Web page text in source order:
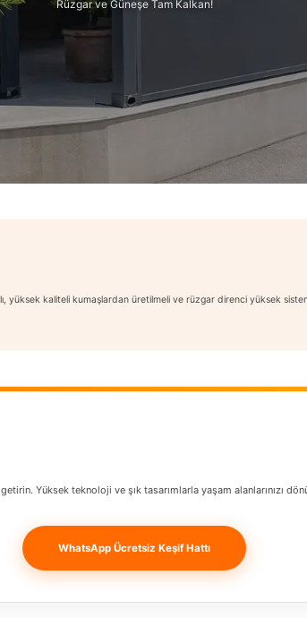
Rüzgar ve Güneşe Tam Kalkan!
yüksek kaliteli kumaşlardan üretilmeli ve rüzgar direnci yüksek
Yüksek teknoloji ve şık tasarımlarla yaşam alanlarınızı
WhatsApp Ücretsiz Keşif Hattı